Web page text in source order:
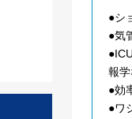
●シ
●気
報
●効
●ワ